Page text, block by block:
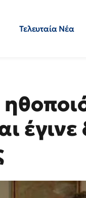
Τελευταία Νέα